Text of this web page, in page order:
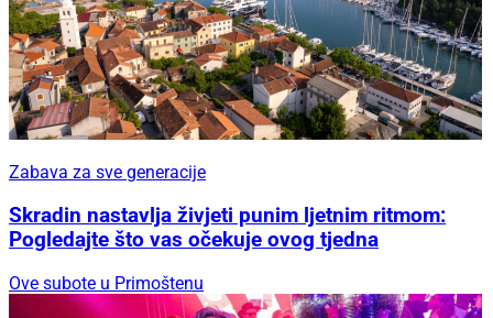
Zabava za sve generacije
Skradin nastavlja živjeti punim ljetnim ritmom:
Pogledajte što vas očekuje ovog tjedna
Ove subote u Primoštenu